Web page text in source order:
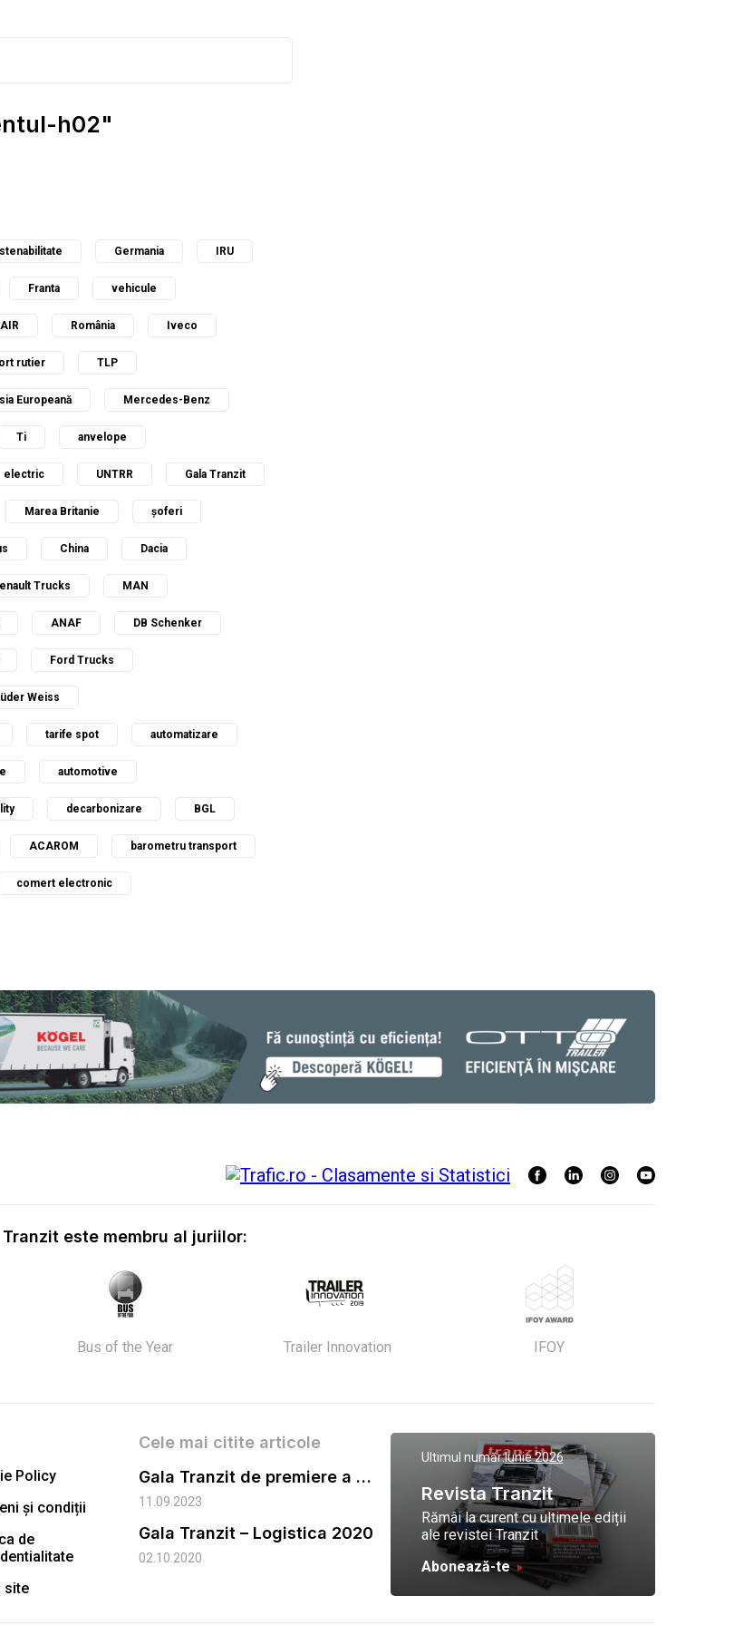
h02"
Germania IRU
Franta vehicule
România Iveco
rutier TLP
Europeană Mercedes-Benz
Ti anvelope
electric UNTRR Gala Tranzit
Marea Britanie șoferi
China Dacia
Trucks MAN
ANAF DB Schenker
Ford Trucks
Weiss
tarife spot automatizare
automotive
decarbonizare BGL
ACAROM barometru transport
comert electronic
Tranzit este membru al juriilor:
Bus of the Year Trailer Innovation IFOY
Policy
și condiții
de
site
Cele mai citite articole
Gala Tranzit de premiere a celor mai eficienti operatori de transport marfa 2023
11.09.2023
Gala Tranzit – Logistica 2020
02.10.2020
Ultimul număr:Iunie 2026
Revista Tranzit
Rămâi la curent cu ultimele ediții
ale revistei Tranzit
Abonează-te